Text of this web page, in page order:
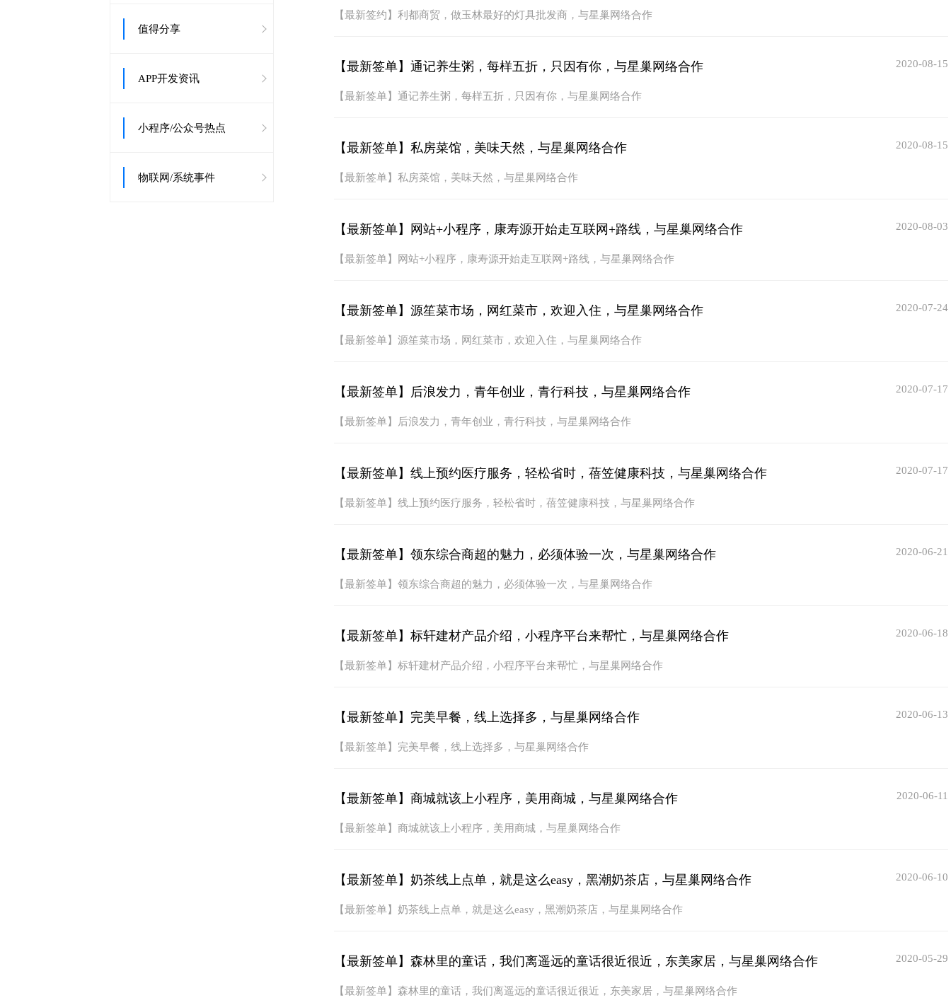
值得分享
APP开发资讯
小程序/公众号热点
物联网/系统事件
【最新签约】利都商贸，做玉林最好的灯具批发商，与星巢网络合作
【最新签单】通记养生粥，每样五折，只因有你，与星巢网络合作 2020-08-15
【最新签单】通记养生粥，每样五折，只因有你，与星巢网络合作
【最新签单】私房菜馆，美味天然，与星巢网络合作 2020-08-15
【最新签单】私房菜馆，美味天然，与星巢网络合作
【最新签单】网站+小程序，康寿源开始走互联网+路线，与星巢网络合作 2020-08-03
【最新签单】网站+小程序，康寿源开始走互联网+路线，与星巢网络合作
【最新签单】源笙菜市场，网红菜市，欢迎入住，与星巢网络合作 2020-07-24
【最新签单】源笙菜市场，网红菜市，欢迎入住，与星巢网络合作
【最新签单】后浪发力，青年创业，青行科技，与星巢网络合作 2020-07-17
【最新签单】后浪发力，青年创业，青行科技，与星巢网络合作
【最新签单】线上预约医疗服务，轻松省时，蓓笠健康科技，与星巢网络合作 2020-07-17
【最新签单】线上预约医疗服务，轻松省时，蓓笠健康科技，与星巢网络合作
【最新签单】领东综合商超的魅力，必须体验一次，与星巢网络合作 2020-06-21
【最新签单】领东综合商超的魅力，必须体验一次，与星巢网络合作
【最新签单】标轩建材产品介绍，小程序平台来帮忙，与星巢网络合作 2020-06-18
【最新签单】标轩建材产品介绍，小程序平台来帮忙，与星巢网络合作
【最新签单】完美早餐，线上选择多，与星巢网络合作 2020-06-13
【最新签单】完美早餐，线上选择多，与星巢网络合作
【最新签单】商城就该上小程序，美用商城，与星巢网络合作 2020-06-11
【最新签单】商城就该上小程序，美用商城，与星巢网络合作
【最新签单】奶茶线上点单，就是这么easy，黑潮奶茶店，与星巢网络合作 2020-06-10
【最新签单】奶茶线上点单，就是这么easy，黑潮奶茶店，与星巢网络合作
【最新签单】森林里的童话，我们离遥远的童话很近很近，东美家居，与星巢网络合作 2020-05-29
【最新签单】森林里的童话，我们离遥远的童话很近很近，东美家居，与星巢网络合作